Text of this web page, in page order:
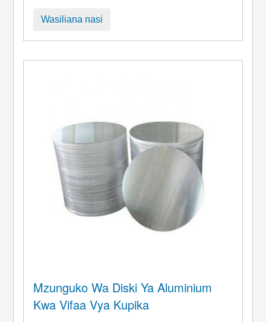
ngumu. Kwa njia hii, ugumu wa kaki ya alumini
Wasiliana nasi
Mzunguko Wa Diski Ya Aluminium
Kwa Vifaa Vya Kupika